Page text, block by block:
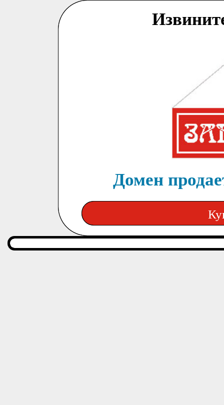
Домен